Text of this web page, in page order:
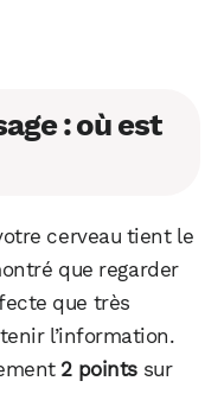
: où est
cerveau tient le
que regarder
que très
l’information.
2 pointssur